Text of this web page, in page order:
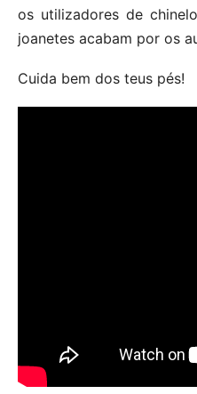
os utilizadores de
joanetes acabam por os
Cuida bem dos teus pés!